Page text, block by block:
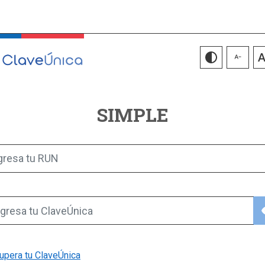
SIMPLE
tu RUN
tu ClaveÚnica
tu ClaveÚnica